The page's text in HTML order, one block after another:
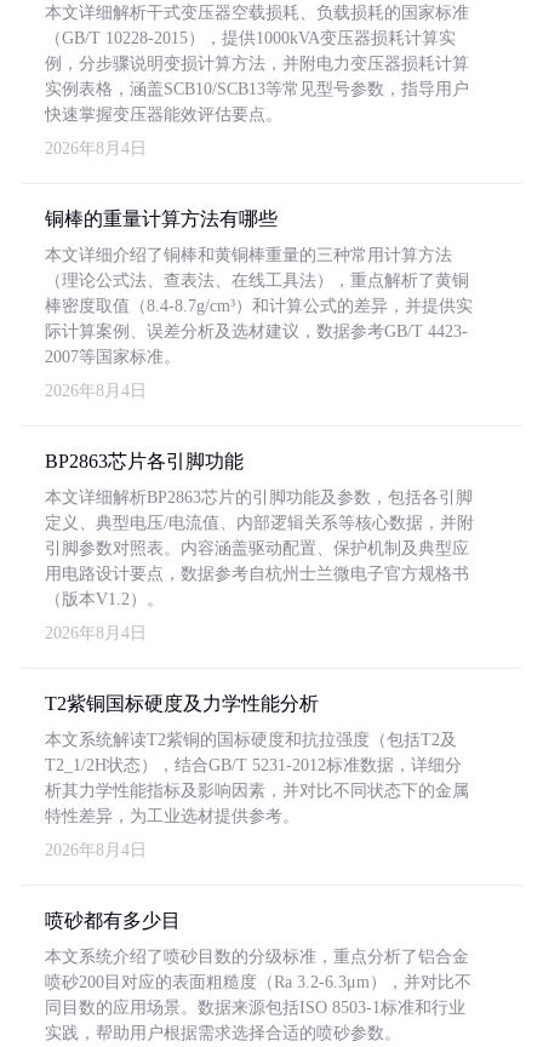
本文详细解析干式变压器空载损耗、负载损耗的国家标准
（GB/T 10228-2015），提供1000kVA变压器损耗计算实
例，分步骤说明变损计算方法，并附电力变压器损耗计算
实例表格，涵盖SCB10/SCB13等常见型号参数，指导用户
快速掌握变压器能效评估要点。
2026年8月4日
铜棒的重量计算方法有哪些
本文详细介绍了铜棒和黄铜棒重量的三种常用计算方法
（理论公式法、查表法、在线工具法），重点解析了黄铜
棒密度取值（8.4-8.7g/cm³）和计算公式的差异，并提供实
际计算案例、误差分析及选材建议，数据参考GB/T 4423-
2007等国家标准。
2026年8月4日
BP2863芯片各引脚功能
本文详细解析BP2863芯片的引脚功能及参数，包括各引脚
定义、典型电压/电流值、内部逻辑关系等核心数据，并附
引脚参数对照表。内容涵盖驱动配置、保护机制及典型应
用电路设计要点，数据参考自杭州士兰微电子官方规格书
（版本V1.2）。
2026年8月4日
T2紫铜国标硬度及力学性能分析
本文系统解读T2紫铜的国标硬度和抗拉强度（包括T2及
T2_1/2H状态），结合GB/T 5231-2012标准数据，详细分
析其力学性能指标及影响因素，并对比不同状态下的金属
特性差异，为工业选材提供参考。
2026年8月4日
喷砂都有多少目
本文系统介绍了喷砂目数的分级标准，重点分析了铝合金
喷砂200目对应的表面粗糙度（Ra 3.2-6.3μm），并对比不
同目数的应用场景。数据来源包括ISO 8503-1标准和行业
实践，帮助用户根据需求选择合适的喷砂参数。